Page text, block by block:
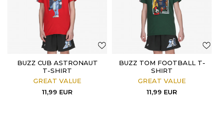
BUZZ CUB ASTRONAUT
T-SHIRT
GREAT VALUE
11,99 EUR
BUZZ TOM FOOTBALL T-
SHIRT
GREAT VALUE
11,99 EUR